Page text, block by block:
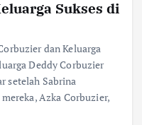
Sukses di
dan Keluarga
Deddy Corbuzier
setelah Sabrina
Azka Corbuzier,